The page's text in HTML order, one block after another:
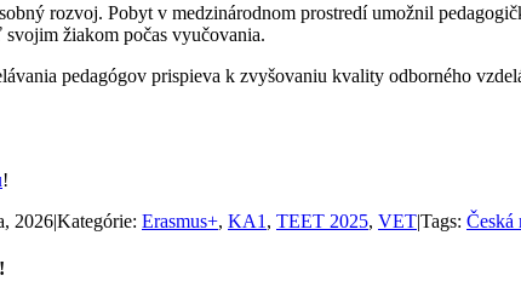
rozvoj. Pobyt v medzinárodnom prostredí umožnil
žiakom počas vyučovania.
pedagógov prispieva k zvyšovaniu kvality odborného
!
2026|Kategórie: Erasmus+, KA1 , TEET 2025, VET|Tags: Česká